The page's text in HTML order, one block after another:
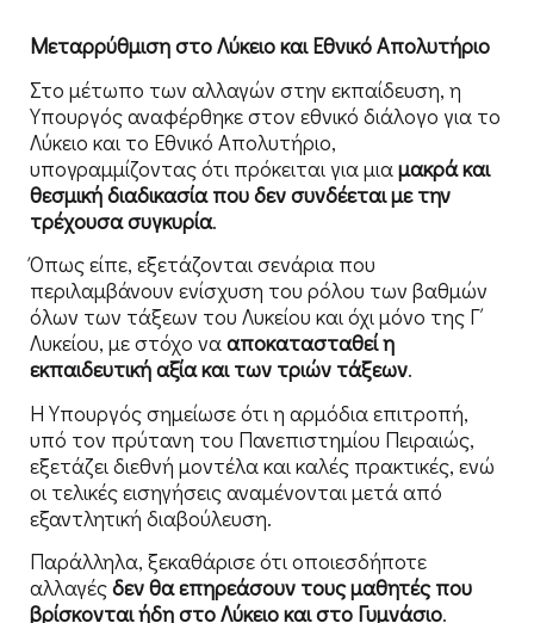
Μεταρρύθμιση στο Λύκειο και Εθνικό Απολυτήριο
Στο μέτωπο των αλλαγών στην εκπαίδευση, η
Υπουργός αναφέρθηκε στον εθνικό διάλογο για το
Λύκειο και το Εθνικό Απολυτήριο,
υπογραμμίζοντας ότι πρόκειται για μιαμακρά και
θεσμική διαδικασία που δεν συνδέεται με την
τρέχουσα συγκυρία.
Όπως είπε, εξετάζονται σενάρια που
περιλαμβάνουν ενίσχυση του ρόλου των βαθμών
όλων των τάξεων του Λυκείου και όχι μόνο της Γ΄
Λυκείου, με στόχο νααποκατασταθεί η
εκπαιδευτική αξία και των τριών τάξεων.
Η Υπουργός σημείωσε ότι η αρμόδια επιτροπή,
υπό τον πρύτανη του Πανεπιστημίου Πειραιώς,
εξετάζει διεθνή μοντέλα και καλές πρακτικές, ενώ
οι τελικές εισηγήσεις αναμένονται μετά από
εξαντλητική διαβούλευση.
Παράλληλα, ξεκαθάρισε ότι οποιεσδήποτε
αλλαγέςδεν θα επηρεάσουν τους μαθητές που
βρίσκονται ήδη στο Λύκειο και στο Γυμνάσιο.